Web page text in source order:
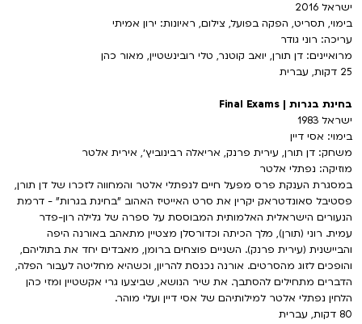
ישראל 2016
בימוי, תסריט, הפקה בפועל, צילום, ראיונות: ירון אמיתי
עריכה: רוני גודר
מרואיינים: דן תורן, יואב קוטנר, טלי רובינשטיין, מאור כהן
25 דקות, עברית
בחינת בגרות | Final Exams
ישראל 1983
בימוי: אסי דיין
משחק: דן תורן, עירית פרנק, אריאלה רבינוביץ׳, אירית אלטר
מוזיקה: נפתלי אלטר
במסגרת הענקת פרס מפעל חיים לנפתלי אלטר והמחווה לזכרו של דן תורן,
פסטיבל סאונדטראק יקרין את סרט האייטיז האהוב "בחינת בגרות" - דרמת
הנעורים הישראלית האלמותית המבוססת על ספרה של גלילה רון-פדר
עמית. רוני (תורן), מלך הכיתה וכדורסלן מצטיין מתאהב באורנה היפה
והביישנית (עירית פרנק). השניים פוצחים ברומן, מאבדים יחד את בתוליהם,
והופכים לזוג מהסרטים. אורנה נכנסת להריון, וכשהיא מחליטה לעבור הפלה,
הדברים מתחילים להסתבך. את שיר הנושא, שביצעו גרי אקשטיין ומזי כהן
הלחין נפתלי אלטר למילותיהם של אסי דיין ועלי מוהר.
80 דקות, עברית